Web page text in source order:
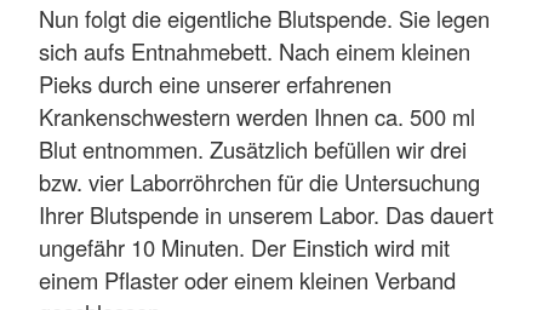
Nun folgt die eigentliche Blutspende. Sie legen
sich aufs Entnahmebett. Nach einem kleinen
Pieks durch eine unserer erfahrenen
Krankenschwestern werden Ihnen ca. 500 ml
Blut entnommen. Zusätzlich befüllen wir drei
bzw. vier Laborröhrchen für die Untersuchung
Ihrer Blutspende in unserem Labor. Das dauert
ungefähr 10 Minuten. Der Einstich wird mit
einem Pflaster oder einem kleinen Verband